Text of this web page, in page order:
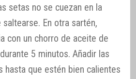
setas no se cuezan en la
En otra sartén,
con un chorro de aceite de
5 minutos. Añadir las
hasta que estén bien calientes